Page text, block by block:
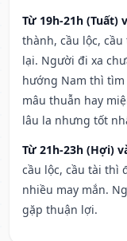
Từ 19h-21h (Tuất)
thành, cầu lộc,
lại. Người đi xa
hướng Nam thì
mâu thuẫn hay
lâu la nhưng tốt
Từ 21h-23h (Hợi)
cầu lộc, cầu tài thì
nhiều may mắn.
gặp thuận lợi.